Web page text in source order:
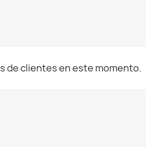
de clientes en este momento.